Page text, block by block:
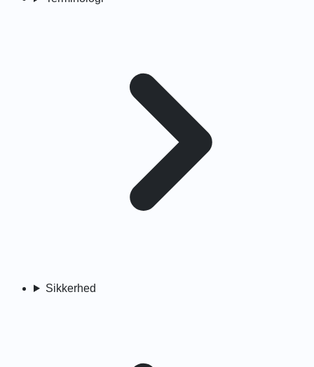
Sikkerhed